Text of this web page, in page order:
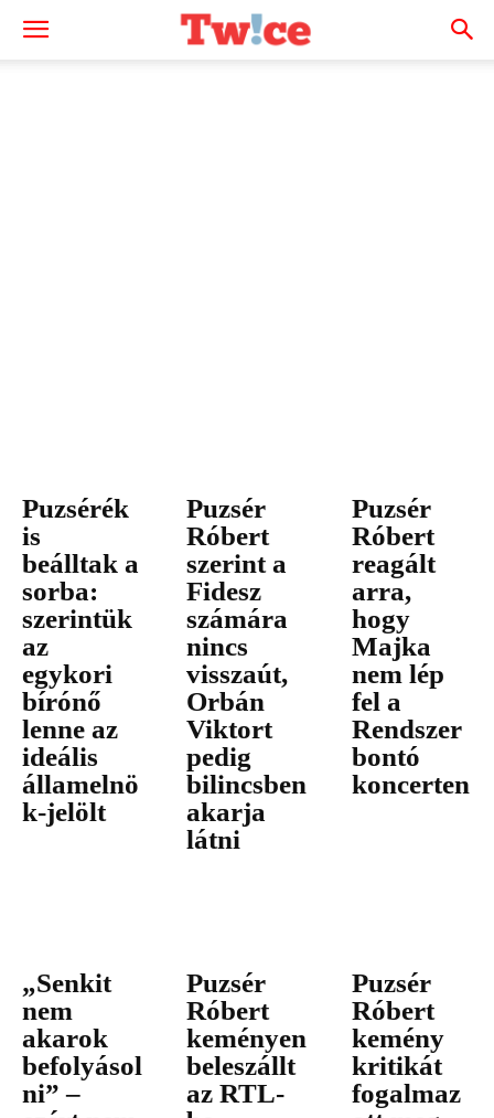
Puzsérék
is
beálltak a
sorba:
szerintük
az
egykori
bírónő
lenne az
ideális
államelnö
k-jelölt
Puzsér
Róbert
szerint a
Fidesz
számára
nincs
visszaút,
Orbán
Viktort
pedig
bilincsben
akarja
látni
Puzsér
Róbert
reagált
arra,
hogy
Majka
nem lép
fel a
Rendszer
bontó
koncerten
„Senkit
nem
akarok
befolyásol
ni” –
Puzsér
Róbert
keményen
beleszállt
az RTL-
Puzsér
Róbert
kemény
kritikát
fogalmaz